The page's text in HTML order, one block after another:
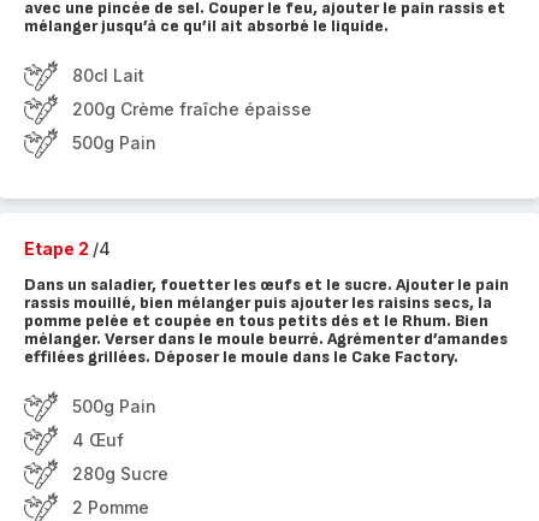
avec une pincée de sel. Couper le feu, ajouter le pain rassis et
mélanger jusqu’à ce qu’il ait absorbé le liquide.
80cl Lait
200g Crème fraîche épaisse
500g Pain
Etape 2 /4
Dans un saladier, fouetter les œufs et le sucre. Ajouter le pain
rassis mouillé, bien mélanger puis ajouter les raisins secs, la
pomme pelée et coupée en tous petits dés et le Rhum. Bien
mélanger. Verser dans le moule beurré. Agrémenter d’amandes
effilées grillées. Déposer le moule dans le Cake Factory.
500g Pain
4 Œuf
280g Sucre
2 Pomme